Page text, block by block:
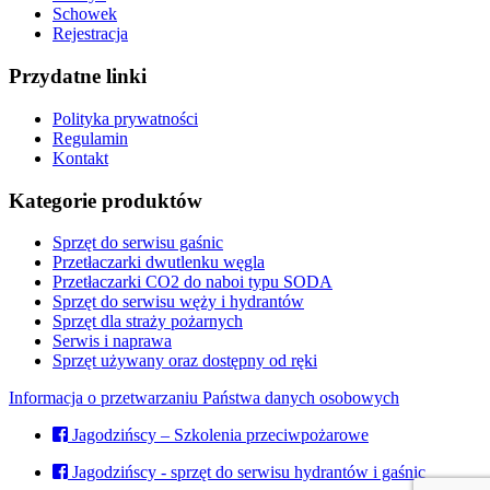
Schowek
Rejestracja
Przydatne linki
Polityka prywatności
Regulamin
Kontakt
Kategorie produktów
Sprzęt do serwisu gaśnic
Przetłaczarki dwutlenku węgla
Przetłaczarki CO2 do naboi typu SODA
Sprzęt do serwisu węży i hydrantów
Sprzęt dla straży pożarnych
Serwis i naprawa
Sprzęt używany oraz dostępny od ręki
Informacja o przetwarzaniu Państwa danych osobowych
Jagodzińscy – Szkolenia przeciwpożarowe
Jagodzińscy - sprzęt do serwisu hydrantów i gaśnic